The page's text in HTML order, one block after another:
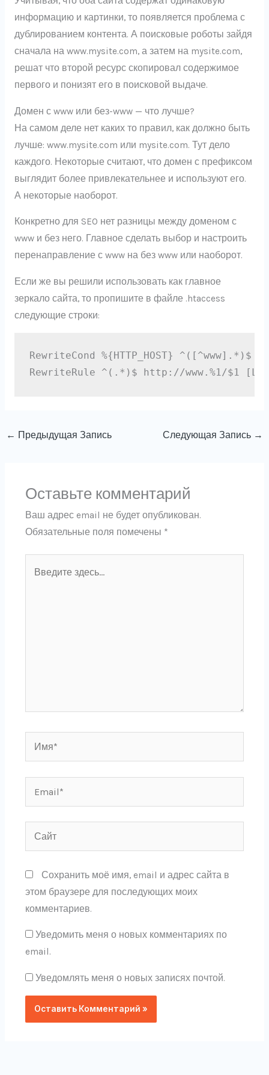
информацию и картинки, то появляется проблема с
дублированием контента. А поисковые роботы зайдя
сначала на www.mysite.com, а затем на mysite.com,
решат что второй ресурс скопировал содержимое
первого и понизят его в поисковой выдаче.
Домен с www или без-www — что лучше?
На самом деле нет каких то правил, как должно быть
лучше: www.mysite.com или mysite.com. Тут дело
каждого. Некоторые считают, что домен с префиксом
выглядит более привлекательнее и используют его.
А некоторые наоборот.
Конкретно для SEO нет разницы между доменом с
www и без него. Главное сделать выбор и настроить
перенаправление с www на без www или наоборот.
Если же вы решили использовать как главное
зеркало сайта, то пропишите в файле .htaccess
следующие строки:
RewriteCond %{HTTP_HOST} ^([^www].*)$
RewriteRule ^(.*)$ http://www.%1/$1
← Предыдущая Запись Следующая Запись →
Оставьте комментарий
Ваш адрес email не будет опубликован.
Обязательные поля помечены *
здесь...
Сохранить моё имя, email и адрес сайта в
этом браузере для последующих моих
комментариев.
Уведомить меня о новых комментариях по
email.
Уведомлять меня о новых записях почтой.